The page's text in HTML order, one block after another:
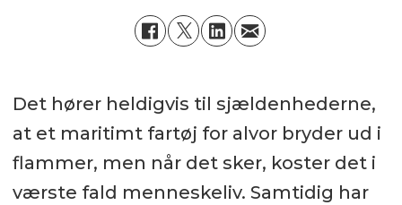
Det hører heldigvis til sjældenhederne,
at et maritimt fartøj for alvor bryder ud i
flammer, men når det sker, koster det i
værste fald menneskeliv. Samtidig har